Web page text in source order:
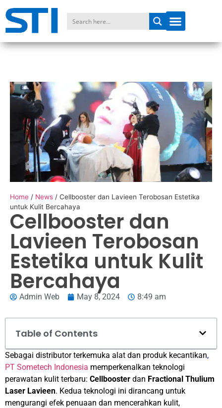
Home / News / Cellbooster dan Lavieen Terobosan Estetika
untuk Kulit Bercahaya
Cellbooster dan
Lavieen Terobosan
Estetika untuk Kulit
Bercahaya
Admin Web May 8, 2024 8:49 am
Table of Contents
Sebagai distributor terkemuka alat dan produk kecantikan,
PT Sometech Indonesia memperkenalkan teknologi
perawatan kulit terbaru: Cellbooster dan Fractional Thulium
Laser Lavieen. Kedua teknologi ini dirancang untuk
mengurangi efek penuaan dan mencerahkan kulit,